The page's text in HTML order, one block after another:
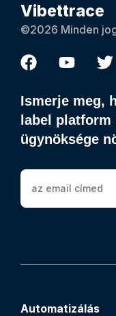
Vibettrace
©2026 Minden
Ismerje meg,
label
ügynöksége
Automatizálás